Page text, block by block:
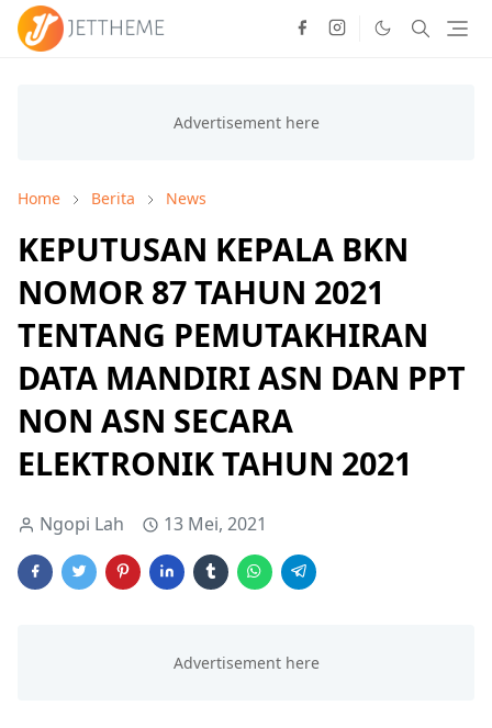
Home Berita News
KEPUTUSAN KEPALA BKN
NOMOR 87 TAHUN 2021
TENTANG PEMUTAKHIRAN
DATA MANDIRI ASN DAN PPT
NON ASN SECARA
ELEKTRONIK TAHUN 2021
Ngopi Lah 13 Mei, 2021